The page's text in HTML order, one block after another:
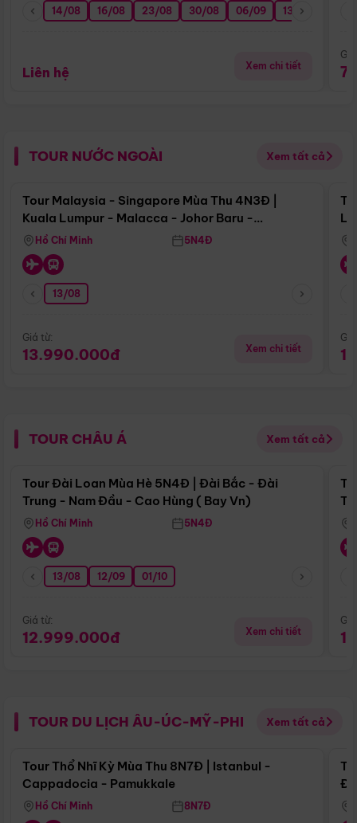
14/08 16/08 23/08 30/08 06/09 13/09
Liên hệ Xem chi tiết
TOUR NƯỚC NGOÀI Xem tất cả
Điểm nổi bật
Tour Malaysia - Singapore Mùa Thu 4N3Đ |
Kuala Lumpur - Malacca - Johor Baru -
Singapore
Hồ Chí Minh 5N4Đ
13/08
Giá từ:
13.990.000đ Xem chi tiết
TOUR CHÂU Á Xem tất cả
Điểm nổi bật
Tour Đài Loan Mùa Hè 5N4Đ | Đài Bắc - Đài
Trung - Nam Đầu - Cao Hùng ( Bay Vn)
Hồ Chí Minh 5N4Đ
13/08 12/09 01/10
Giá từ:
12.999.000đ Xem chi tiết
TOUR DU LỊCH ÂU-ÚC-MỸ-PHI Xem tất cả
Điểm nổi bật
Tour Thổ Nhĩ Kỳ Mùa Thu 8N7Đ | Istanbul -
Cappadocia - Pamukkale
Hồ Chí Minh 8N7Đ